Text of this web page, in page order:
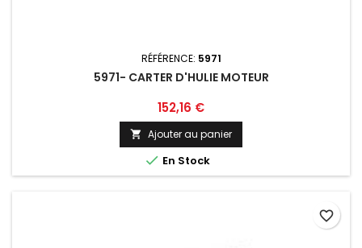
RÉFÉRENCE: 5971
5971- CARTER D'HULIE MOTEUR
Prix
152,16 €
 Ajouter au panier
 En Stock
favorite_border